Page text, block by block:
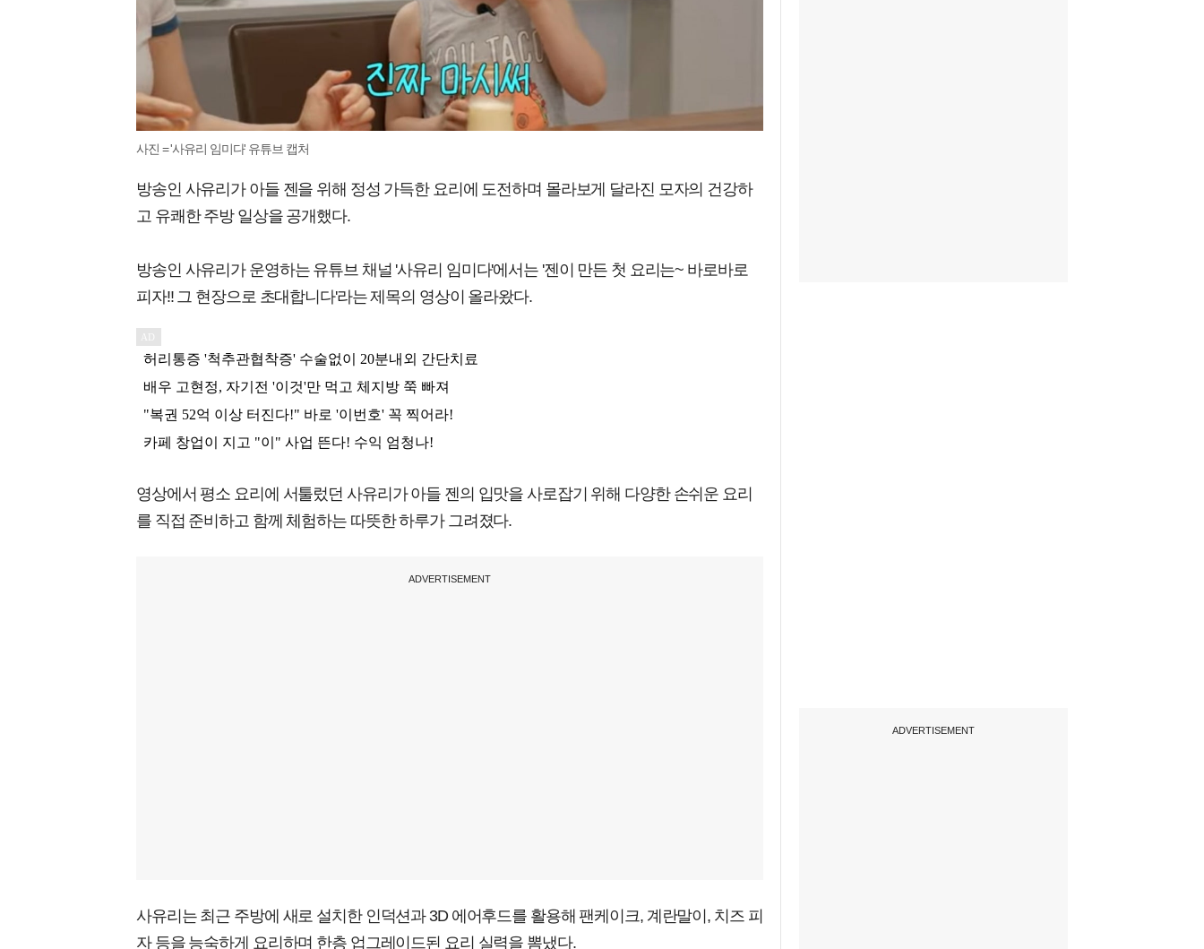
사진 = '사유리 임미다' 유튜브 캡처
방송인 사유리가 아들 젠을 위해 정성 가득한 요리에 도전하며 몰라보게 달라진 모자의 건강하
고 유쾌한 주방 일상을 공개했다.
방송인 사유리가 운영하는 유튜브 채널 '사유리 임미다'에서는 '젠이 만든 첫 요리는~ 바로바로
피자!! 그 현장으로 초대합니다'라는 제목의 영상이 올라왔다.
영상에서 평소 요리에 서툴렀던 사유리가 아들 젠의 입맛을 사로잡기 위해 다양한 손쉬운 요리
를 직접 준비하고 함께 체험하는 따뜻한 하루가 그려졌다.
ADVERTISEMENT
사유리는 최근 주방에 새로 설치한 인덕션과 3D 에어후드를 활용해 팬케이크, 계란말이, 치즈 피
자 등을 능숙하게 요리하며 한층 업그레이드된 요리 실력을 뽐냈다.
ADVERTISEMENT